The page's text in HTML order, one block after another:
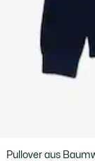
Pullover aus